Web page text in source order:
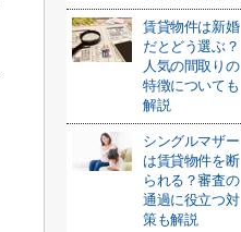
賃貸物件は新婚
だとどう選ぶ？
人気の間取りの
特徴についても
解説
シングルマザー
は賃貸物件を断
られる？審査の
通過に役立つ対
策も解説